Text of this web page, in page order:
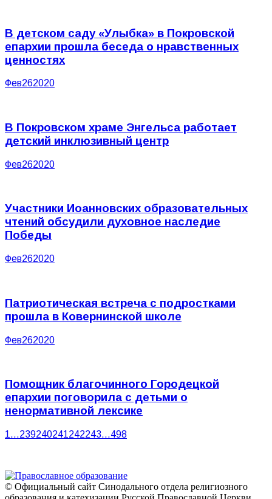
В детском саду «Улыбка» в Покровской
епархии прошла беседа о нравственных
ценностях
Фев262020
В Покровском храме Энгельса работает
детский инклюзивный центр
Фев262020
Участники Иоанновских образовательных
чтений обсудили духовное наследие
Победы
Фев262020
Патриотическая встреча с подростками
прошла в Ковернинской школе
Фев262020
Помощник благочинного Городецкой
епархии поговорила с детьми о
ненормативной лексике
1…239240241242243…498
© Официальный сайт Синодального отдела религиозного